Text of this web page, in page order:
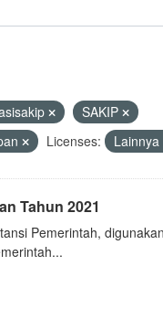
SAKIP
Licenses:
Tahun 2021
Pemerintah,